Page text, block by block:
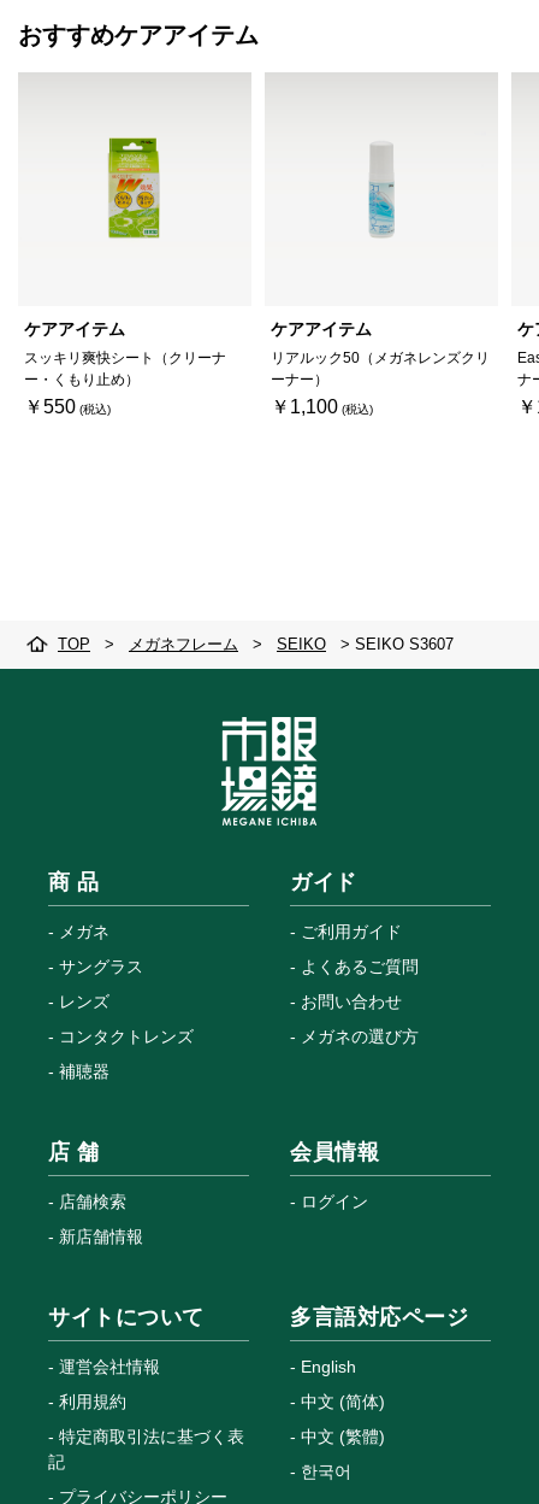
おすすめケアアイテム
ケアアイテム
スッキリ爽快シート（クリーナ
ー・くもり止め）
￥550
ケアアイテム
リアルック50（メガネレンズクリ
ーナー）
￥1,100
ケ
ナ
TOP > メガネフレーム > SEIKO > SEIKO S3607
商 品
メガネ
サングラス
レンズ
コンタクトレンズ
補聴器
ガイド
ご利用ガイド
よくあるご質問
お問い合わせ
メガネの選び方
店 舗
店舗検索
新店舗情報
会員情報
ログイン
サイトについて
運営会社情報
利用規約
特定商取引法に基づく表
記
プライバシーポリシー
多言語対応ページ
English
中文 (简体)
中文 (繁體)
한국어